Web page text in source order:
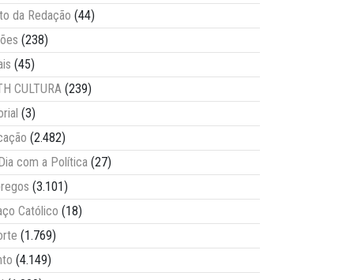
da Redação (44)
(238)
(45)
CULTURA (239)
(3)
(2.482)
com a Política (27)
(3.101)
Católico (18)
(1.769)
(4.149)